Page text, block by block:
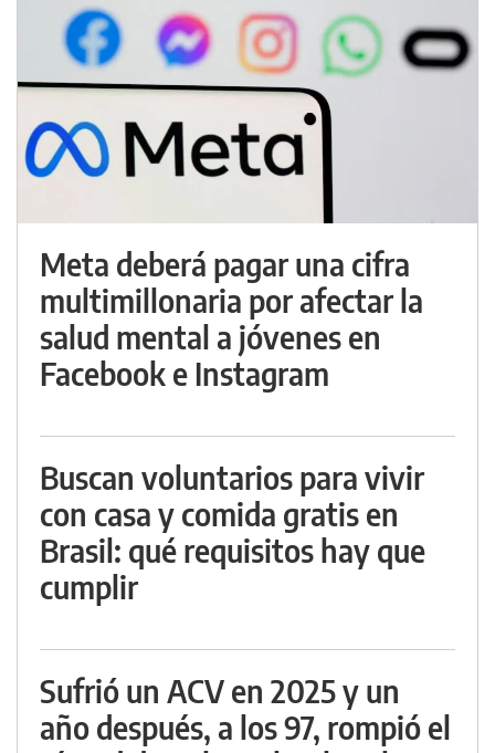
Meta deberá pagar una cifra
multimillonaria por afectar la
salud mental a jóvenes en
Facebook e Instagram
Buscan voluntarios para vivir
con casa y comida gratis en
Brasil: qué requisitos hay que
cumplir
Sufrió un ACV en 2025 y un
año después, a los 97, rompió el